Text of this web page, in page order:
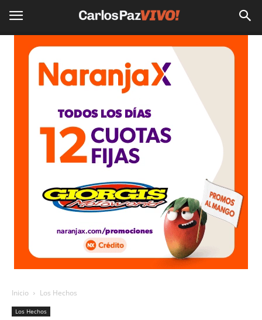
Inicio Los Hechos
Los Hechos